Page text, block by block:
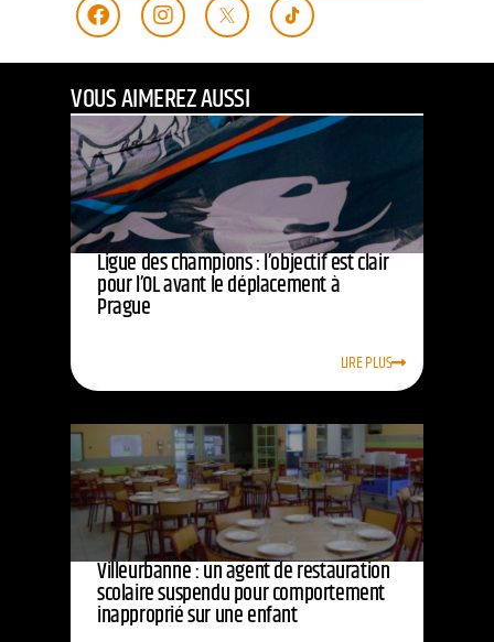
VOUS AIMEREZ AUSSI
Ligue des champions : l’objectif est clair
pour l’OL avant le déplacement à
Prague
LIRE PLUS
Villeurbanne : un agent de restauration
scolaire suspendu pour comportement
inapproprié sur une enfant